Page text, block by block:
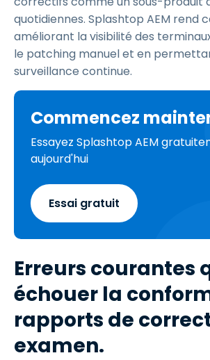
quotidiennes. Splashtop AEM rend
améliorant la visibilité des
le patching manuel et en
surveillance continue.
Commencez
Essayez Splashtop AEM
aujourd'hui
Essai gratuit
Erreurs courantes
échouer la
rapports de
examen.